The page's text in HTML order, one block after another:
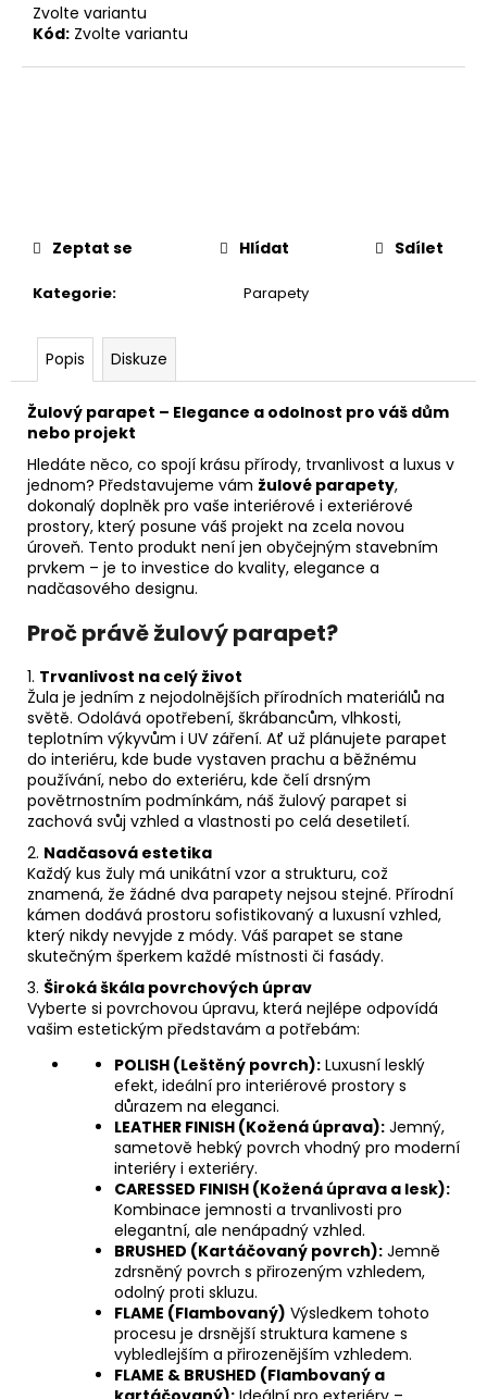
Zvolte variantu
Kód: Zvolte variantu
Kategorie: Parapety
Zeptat se Hlídat Sdílet
Popis Diskuze
Žulový parapet – Elegance a odolnost pro váš dům
nebo projekt
Hledáte něco, co spojí krásu přírody, trvanlivost a luxus v
jednom? Představujeme vám žulové parapety,
dokonalý doplněk pro vaše interiérové i exteriérové
prostory, který posune váš projekt na zcela novou
úroveň. Tento produkt není jen obyčejným stavebním
prvkem – je to investice do kvality, elegance a
nadčasového designu.
Proč právě žulový parapet?
1. Trvanlivost na celý život
Žula je jedním z nejodolnějších přírodních materiálů na
světě. Odolává opotřebení, škrábancům, vlhkosti,
teplotním výkyvům i UV záření. Ať už plánujete parapet
do interiéru, kde bude vystaven prachu a běžnému
používání, nebo do exteriéru, kde čelí drsným
povětrnostním podmínkám, náš žulový parapet si
zachová svůj vzhled a vlastnosti po celá desetiletí.
2. Nadčasová estetika
Každý kus žuly má unikátní vzor a strukturu, což
znamená, že žádné dva parapety nejsou stejné. Přírodní
kámen dodává prostoru sofistikovaný a luxusní vzhled,
který nikdy nevyjde z módy. Váš parapet se stane
skutečným šperkem každé místnosti či fasády.
3. Široká škála povrchových úprav
Vyberte si povrchovou úpravu, která nejlépe odpovídá
vašim estetickým představám a potřebám:
POLISH (Leštěný povrch): Luxusní lesklý
efekt, ideální pro interiérové prostory s
důrazem na eleganci.
LEATHER FINISH (Kožená úprava): Jemný,
sametově hebký povrch vhodný pro moderní
interiéry i exteriéry.
CARESSED FINISH (Kožená úprava a lesk):
Kombinace jemnosti a trvanlivosti pro
elegantní, ale nenápadný vzhled.
BRUSHED (Kartáčovaný povrch): Jemně
zdrsněný povrch s přirozeným vzhledem,
odolný proti skluzu.
FLAME (Flambovaný) Výsledkem tohoto
procesu je drsnější struktura kamene s
vybledlejším a přirozenějším vzhledem.
FLAME & BRUSHED (Flambovaný a